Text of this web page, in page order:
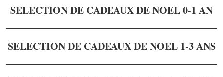
SELECTION DE CADEAUX DE NOEL0-1 AN
SELECTION DE CADEAUX DE NOEL 1-3 ANS